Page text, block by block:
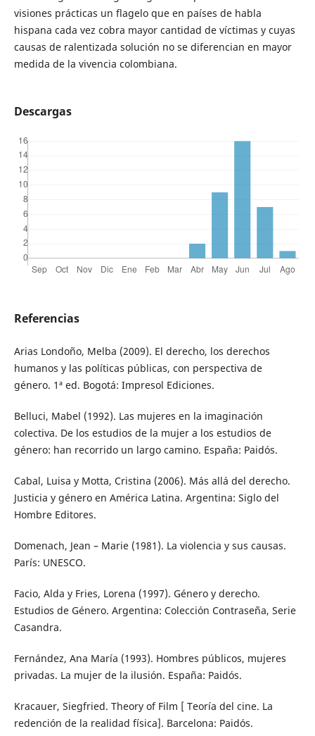
visiones prácticas un flagelo que en países de habla
hispana cada vez cobra mayor cantidad de víctimas y cuyas
causas de ralentizada solución no se diferencian en mayor
medida de la vivencia colombiana.
Descargas
Referencias
Arias Londoño, Melba (2009). El derecho, los derechos
humanos y las políticas públicas, con perspectiva de
género. 1ª ed. Bogotá: Impresol Ediciones.
Belluci, Mabel (1992). Las mujeres en la imaginación
colectiva. De los estudios de la mujer a los estudios de
género: han recorrido un largo camino. España: Paidós.
Cabal, Luisa y Motta, Cristina (2006). Más allá del derecho.
Justicia y género en América Latina. Argentina: Siglo del
Hombre Editores.
Domenach, Jean – Marie (1981). La violencia y sus causas.
París: UNESCO.
Facio, Alda y Fries, Lorena (1997). Género y derecho.
Estudios de Género. Argentina: Colección Contraseña, Serie
Casandra.
Fernández, Ana María (1993). Hombres públicos, mujeres
privadas. La mujer de la ilusión. España: Paidós.
Kracauer, Siegfried. Theory of Film [ Teoría del cine. La
redención de la realidad física]. Barcelona: Paidós.